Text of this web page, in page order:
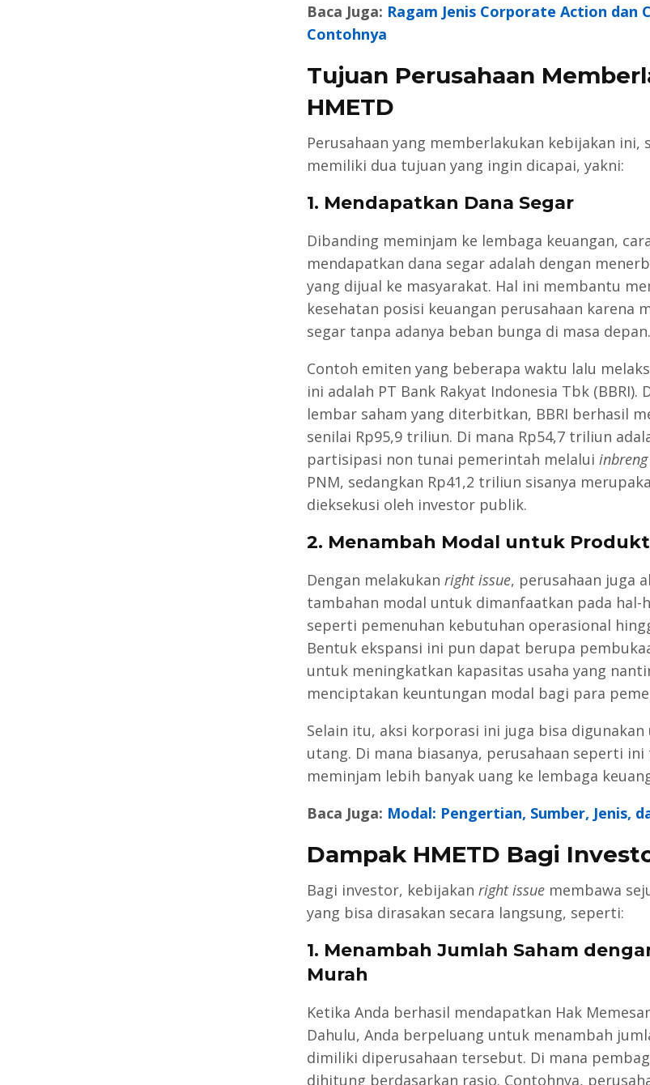
Baca Juga: Ragam Jenis Corporate Action dan
Contohnya
Tujuan Perusahaan
HMETD
Perusahaan yang memberlakukan kebijakan ini,
memiliki dua tujuan yang ingin dicapai, yakni:
1. Mendapatkan Dana Segar
Dibanding meminjam ke lembaga keuangan,
mendapatkan dana segar adalah dengan
yang dijual ke masyarakat. Hal ini membantu
kesehatan posisi keuangan perusahaan karena
segar tanpa adanya beban bunga di masa depan.
Contoh emiten yang beberapa waktu lalu
ini adalah PT Bank Rakyat Indonesia Tbk (BBRI).
lembar saham yang diterbitkan, BBRI berhasil
senilai Rp95,9 triliun. Di mana Rp54,7 triliun
partisipasi non tunai pemerintah melalui inbreng
PNM, sedangkan Rp41,2 triliun sisanya
dieksekusi oleh investor publik.
2. Menambah Modal untuk
Dengan melakukan right issue, perusahaan juga
tambahan modal untuk dimanfaatkan pada hal-
seperti pemenuhan kebutuhan operasional
Bentuk ekspansi ini pun dapat berupa
untuk meningkatkan kapasitas usaha yang
menciptakan keuntungan modal bagi para
Selain itu, aksi korporasi ini juga bisa
utang. Di mana biasanya, perusahaan seperti
meminjam lebih banyak uang ke lembaga
Baca Juga: Modal: Pengertian, Sumber, Jenis,
Dampak HMETD Bagi
Bagi investor, kebijakan right issuemembawa
yang bisa dirasakan secara langsung, seperti:
1. Menambah Jumlah Saham
Murah
Ketika Anda berhasil mendapatkan Hak
Dahulu, Anda berpeluang untuk menambah
dimiliki diperusahaan tersebut. Di mana
dihitung berdasarkan rasio. Contohnya,